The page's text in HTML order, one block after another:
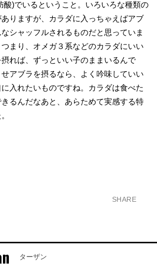
酸)でいるということ。いろいろな種類の
りますが、カラダに入っちゃえばアブ
シャッフルされるものだと思っていま
まり、オメガ３系などのカラダにいい
れば、ずっといい子のままいるんで
アブラを摂るなら、よく吟味していい
に入れたいものですね。カラダは食べた
きるんだなあと、あらためて実感する特
SHARE
ターザン